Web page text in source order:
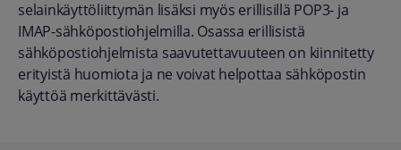
selainkäyttöliittymän lisäksi myös erillisillä POP3- ja
IMAP-sähköpostiohjelmilla. Osassa erillisistä
sähköpostiohjelmista saavutettavuuteen on kiinnitetty
erityistä huomiota ja ne voivat helpottaa sähköpostin
käyttöä merkittävästi.